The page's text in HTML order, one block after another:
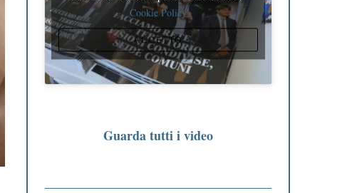
Cookie Policy
ACCETTO
Guarda tutti i video